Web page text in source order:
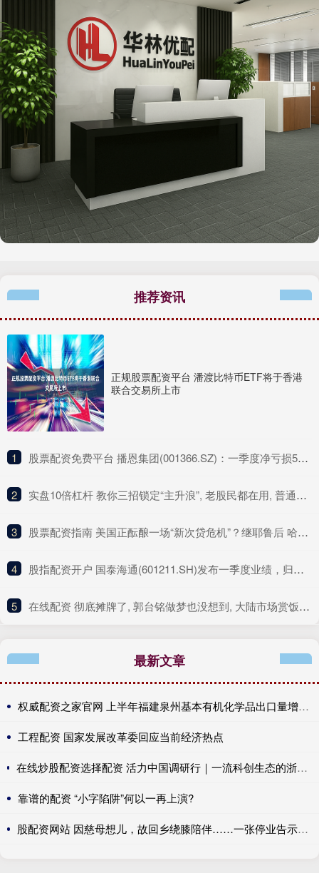
推荐资讯
正规股票配资平台 潘渡比特币ETF将于香港
联合交易所上市
1 ​股票配资免费平台 播恩集团(001366.SZ)：一季度净亏损511.73万元
2 ​实盘10倍杠杆 教你三招锁定“主升浪”, 老股民都在用, 普通人却还不知道!
3 ​股票配资指南 美国正酝酿一场“新次贷危机”？继耶鲁后 哈佛据称也要抛售私募资产
4 ​股指配资开户 国泰海通(601211.SH)发布一季度业绩，归母净利润122.42亿元，同比增长391.78%
5 ​在线配资 彻底摊牌了, 郭台铭做梦也没想到, 大陆市场赏饭吃的时代结束了
最新文章
权威配资之家官网 上半年福建泉州基本有机化学品出口量增长近两成
工程配资 国家发展改革委回应当前经济热点
在线炒股配资选择配资 活力中国调研行｜一流科创生态的浙江解法，校地融合让“最强大脑”扎根产业沃土
靠谱的配资 “小字陷阱”何以一再上演?
股配资网站 因慈母想儿，故回乡绕膝陪伴……一张停业告示，为什么火?